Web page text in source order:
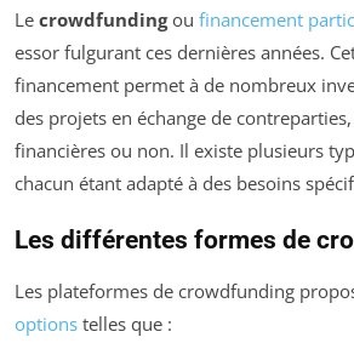
Le crowdfundingou financement
essor fulgurant ces dernières années.
financement permet à de nombreux
des projets en échange de
financières ou non. Il existe plusieurs
chacun étant adapté à des besoins
Les différentes formes de
Les plateformes de crowdfunding
options telles que :